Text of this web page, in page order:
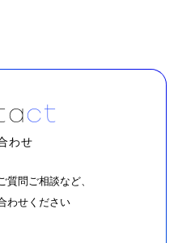
act
わせ
質問ご相談など、
わせください